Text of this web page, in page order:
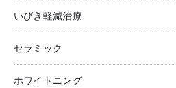
いびき軽減治療
セラミック
ホワイトニング